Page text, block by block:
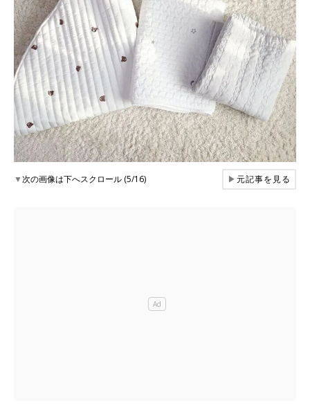
▼次の画像は下へスクロール (5/16) ▶元記事を見る